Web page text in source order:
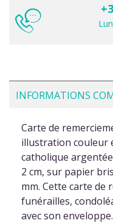
INFORMATIONS
Carte de
illustration couleur
catholique
2 cm, sur papier
mm. Cette carte de
funérailles,
avec son enveloppe.